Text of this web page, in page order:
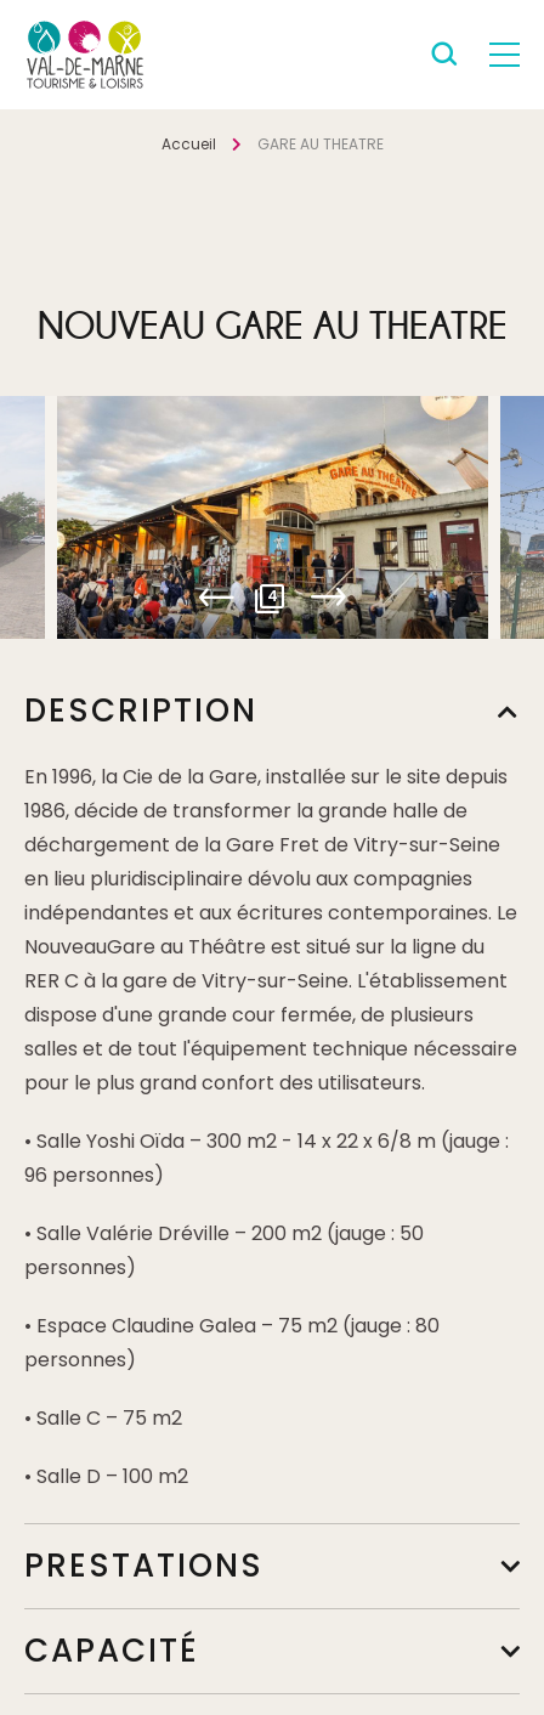
Accueil GARE AU THEATRE
NOUVEAU GARE AU THEATRE
4
DESCRIPTION
En 1996, la Cie de la Gare, installée sur le site depuis
1986, décide de transformer la grande halle de
déchargement de la Gare Fret de Vitry-sur-Seine
en lieu pluridisciplinaire dévolu aux compagnies
indépendantes et aux écritures contemporaines. Le
NouveauGare au Théâtre est situé sur la ligne du
RER C à la gare de Vitry-sur-Seine. L'établissement
dispose d'une grande cour fermée, de plusieurs
salles et de tout l'équipement technique nécessaire
pour le plus grand confort des utilisateurs.
• Salle Yoshi Oïda – 300 m2 - 14 x 22 x 6/8 m (jauge :
96 personnes)
• Salle Valérie Dréville – 200 m2 (jauge : 50
personnes)
• Espace Claudine Galea – 75 m2 (jauge : 80
personnes)
• Salle C – 75 m2
• Salle D – 100 m2
PRESTATIONS
CAPACITÉ